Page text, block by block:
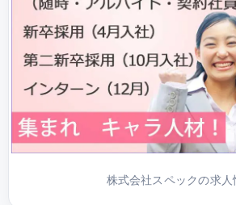
株式会社スペックの求人